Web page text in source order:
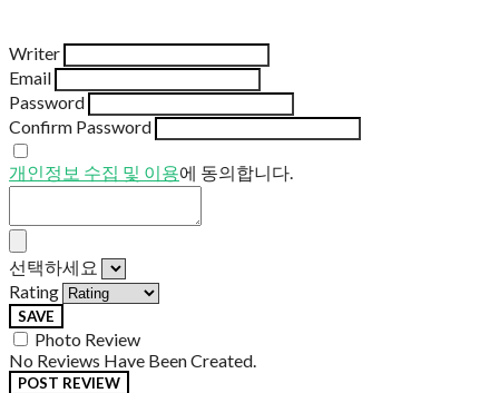
Writer
Email
Password
Confirm Password
개인정보 수집 및 이용에 동의합니다.
선택하세요
Rating
SAVE
Photo Review
No Reviews Have Been Created.
POST REVIEW